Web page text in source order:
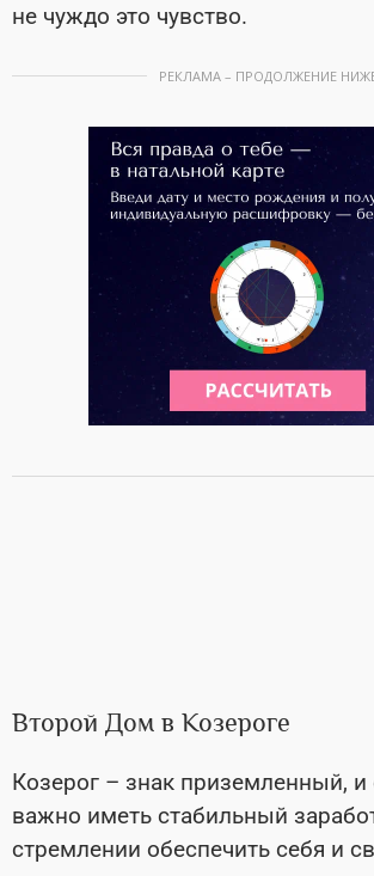
не чуждо это чувство.
РЕКЛАМА – ПРОДОЛЖЕНИЕ
Второй Дом в Козероге
Козерог – знак приземленный, и
важно иметь стабильный
стремлении обеспечить себя и